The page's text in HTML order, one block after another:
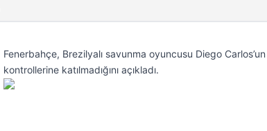
Fenerbahçe, Brezilyalı savunma oyuncusu Diego
kontrollerine katılmadığını açıkladı.